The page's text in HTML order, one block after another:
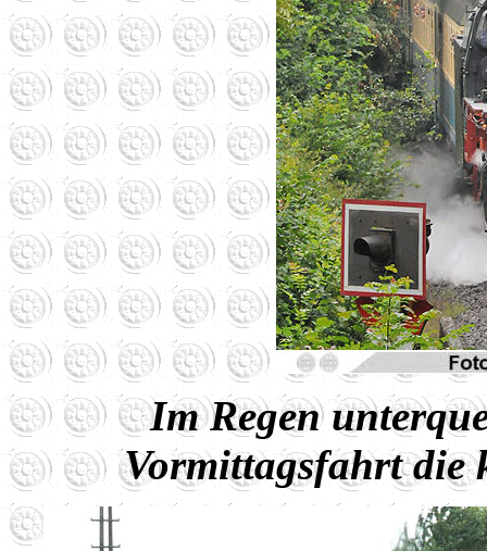
Im Regen
Vormittagsfahrt die